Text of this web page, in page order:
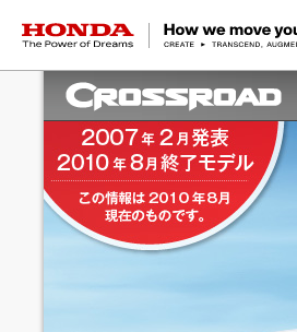
HONDA The Power of Dreams